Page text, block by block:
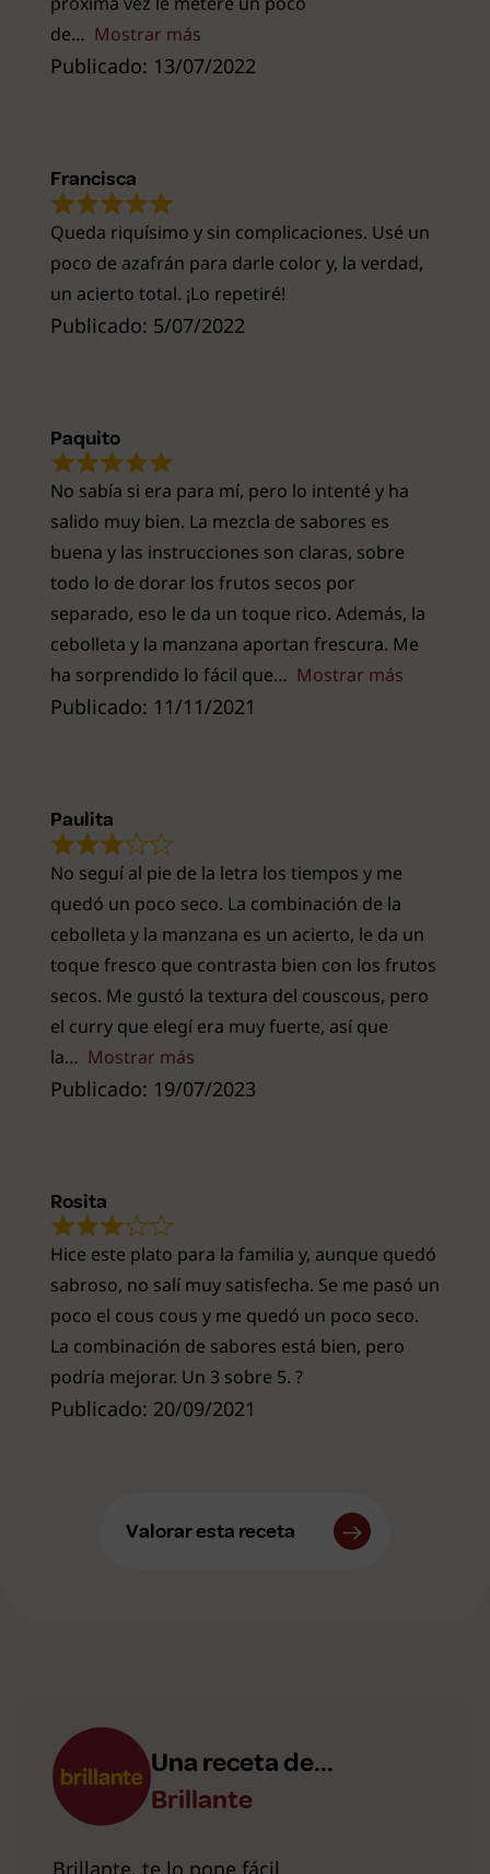
Publicado: 13/07/2022
de
Mostrar más
Publicado: 5/07/2022
Queda riquísimo y sin complicaciones. Usé un
poco de azafrán para darle color y, la verdad,
un acierto total. ¡Lo repetiré!
Francisca
Publicado: 11/11/2021
No sabía si era para mí, pero lo intenté y ha
salido muy bien. La mezcla de sabores es
buena y las instrucciones son claras, sobre
todo lo de dorar los frutos secos por
separado, eso le da un toque rico. Además, la
cebolleta y la manzana aportan frescura. Me
ha sorprendido lo fácil que
Mostrar más
Paquito
Publicado: 19/07/2023
No seguí al pie de la letra los tiempos y me
quedó un poco seco. La combinación de la
cebolleta y la manzana es un acierto, le da un
toque fresco que contrasta bien con los frutos
secos. Me gustó la textura del couscous, pero
el curry que elegí era muy fuerte, así que
la
Mostrar más
Paulita
Publicado: 20/09/2021
Hice este plato para la familia y, aunque quedó
sabroso, no salí muy satisfecha. Se me pasó un
poco el cous cous y me quedó un poco seco.
La combinación de sabores está bien, pero
podría mejorar. Un 3 sobre 5. ?️
Rosita
Valorar esta receta
Una receta de...
Brillante